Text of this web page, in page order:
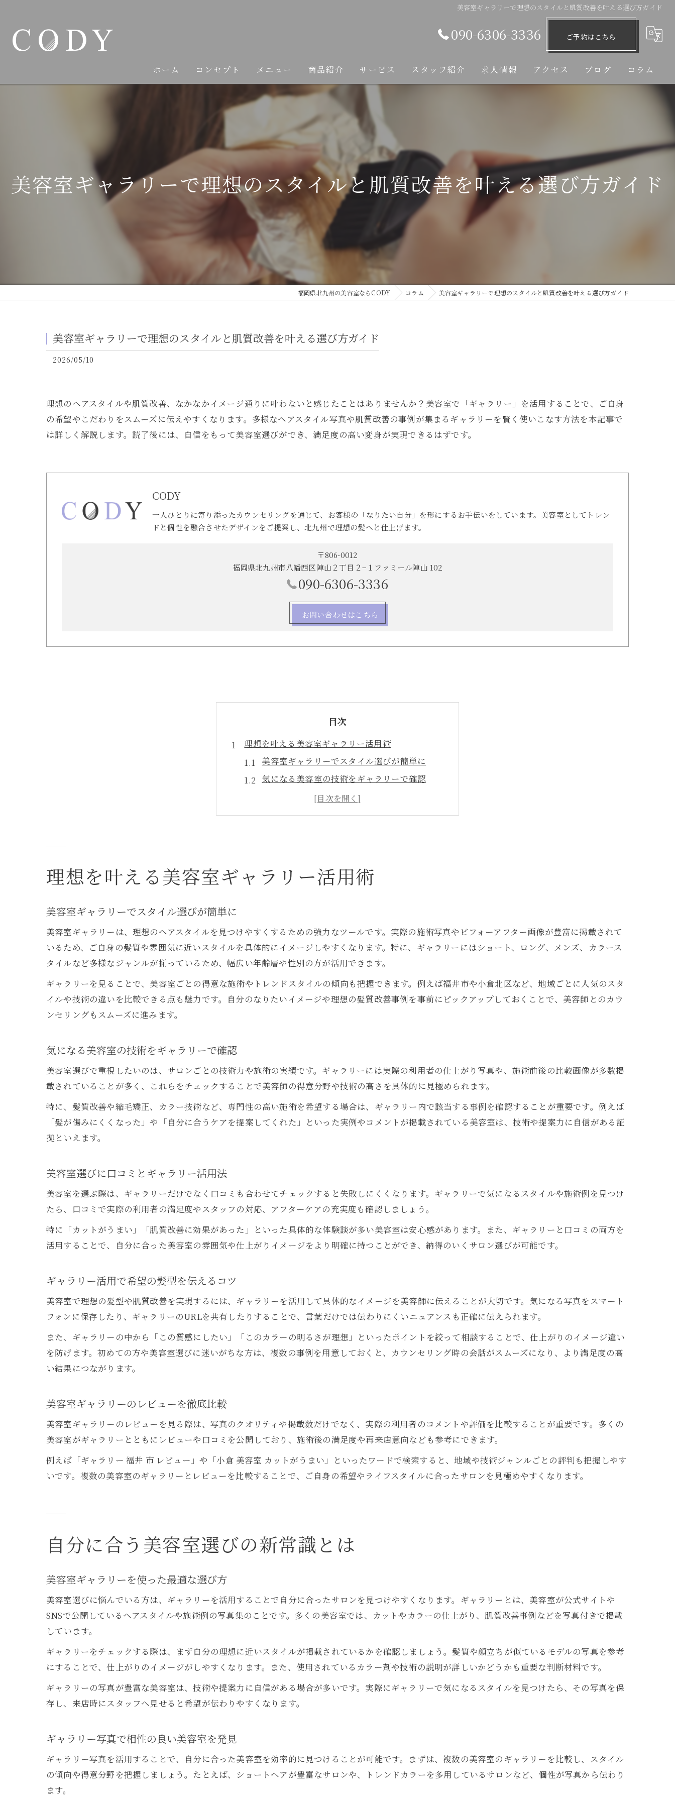
美容室ギャラリーで理想のスタイルと肌質改善を叶える選び方ガイド
090-6306-3336 ご予約はこちら
ホーム コンセプト メニュー 商品紹介 サービス
カット
カラー
縮毛矯正
トリートメント
スタッフ紹介 求人情報 アクセス ブログ コラム
美容室ギャラリーで理想のスタイルと肌質改善を叶える選び方ガイド
福岡県北九州の美容室ならCODY コラム 美容室ギャラリーで理想のスタイルと肌質改善を叶える選び方ガイド
美容室ギャラリーで理想のスタイルと肌質改善を叶える選び方ガイド
2026/05/10
理想のヘアスタイルや肌質改善、なかなかイメージ通りに叶わないと感じたことはありませんか？美容室で「ギャラリー」を活用することで、ご自身
の希望やこだわりをスムーズに伝えやすくなります。多様なヘアスタイル写真や肌質改善の事例が集まるギャラリーを賢く使いこなす方法を本記事で
は詳しく解説します。読了後には、自信をもって美容室選びができ、満足度の高い変身が実現できるはずです。
CODY
一人ひとりに寄り添ったカウンセリングを通じて、お客様の「なりたい自分」を形にするお手伝いをしています。美容室としてトレン
ドと個性を融合させたデザインをご提案し、北九州で理想の髪へと仕上げます。
〒806-0012
福岡県北九州市八幡西区陣山２丁目２−１ファミール陣山 102
090-6306-3336
お問い合わせはこちら
目次
理想を叶える美容室ギャラリー活用術
美容室ギャラリーでスタイル選びが簡単に
気になる美容室の技術をギャラリーで確認
美容室選びに口コミとギャラリー活用法
ギャラリー活用で希望の髪型を伝えるコツ
美容室ギャラリーを使った最適な選び方
ギャラリー写真で相性の良い美容室を発見
美容室ギャラリーで技術力を見極めよう
肌質改善なら美容室のギャラリーが鍵
肌悩み解決は美容室ギャラリーの活用から
美容室ギャラリーで最新の肌質改善を知る
美容室ギャラリーでイメージ共有がスムーズに
美容室の技術力はギャラリー写真でチェック
理想通りの仕上がりはギャラリーが決め手
ギャラリー活用で憧れのツヤ肌を手に入れる
美容室で叶える透明感アップのポイント
ギャラリー写真で分かる透明肌の秘訣
ギャラリーで見つかる理想の美容室体験
美容室ギャラリーが選ばれる理由とは
ギャラリー活用で納得の美容室選びを実現
美容室ギャラリーの魅力と活用ポイント
理想を叶える美容室ギャラリー活用術
美容室ギャラリーでスタイル選びが簡単に
美容室ギャラリーは、理想のヘアスタイルを見つけやすくするための強力なツールです。実際の施術写真やビフォーアフター画像が豊富に掲載されて
いるため、ご自身の髪質や雰囲気に近いスタイルを具体的にイメージしやすくなります。特に、ギャラリーにはショート、ロング、メンズ、カラース
タイルなど多様なジャンルが揃っているため、幅広い年齢層や性別の方が活用できます。
ギャラリーを見ることで、美容室ごとの得意な施術やトレンドスタイルの傾向も把握できます。例えば福井市や小倉北区など、地域ごとに人気のスタ
イルや技術の違いを比較できる点も魅力です。自分のなりたいイメージや理想の髪質改善事例を事前にピックアップしておくことで、美容師とのカウ
ンセリングもスムーズに進みます。
気になる美容室の技術をギャラリーで確認
美容室選びで重視したいのは、サロンごとの技術力や施術の実績です。ギャラリーには実際の利用者の仕上がり写真や、施術前後の比較画像が多数掲
載されていることが多く、これらをチェックすることで美容師の得意分野や技術の高さを具体的に見極められます。
特に、髪質改善や縮毛矯正、カラー技術など、専門性の高い施術を希望する場合は、ギャラリー内で該当する事例を確認することが重要です。例えば
「髪が傷みにくくなった」や「自分に合うケアを提案してくれた」といった実例やコメントが掲載されている美容室は、技術や提案力に自信がある証
拠といえます。
美容室選びに口コミとギャラリー活用法
美容室を選ぶ際は、ギャラリーだけでなく口コミも合わせてチェックすると失敗しにくくなります。ギャラリーで気になるスタイルや施術例を見つけ
たら、口コミで実際の利用者の満足度やスタッフの対応、アフターケアの充実度も確認しましょう。
特に「カットがうまい」「肌質改善に効果があった」といった具体的な体験談が多い美容室は安心感があります。また、ギャラリーと口コミの両方を
活用することで、自分に合った美容室の雰囲気や仕上がりイメージをより明確に持つことができ、納得のいくサロン選びが可能です。
ギャラリー活用で希望の髪型を伝えるコツ
美容室で理想の髪型や肌質改善を実現するには、ギャラリーを活用して具体的なイメージを美容師に伝えることが大切です。気になる写真をスマート
フォンに保存したり、ギャラリーのURLを共有したりすることで、言葉だけでは伝わりにくいニュアンスも正確に伝えられます。
また、ギャラリーの中から「この質感にしたい」「このカラーの明るさが理想」といったポイントを絞って相談することで、仕上がりのイメージ違い
を防げます。初めての方や美容室選びに迷いがちな方は、複数の事例を用意しておくと、カウンセリング時の会話がスムーズになり、より満足度の高
い結果につながります。
美容室ギャラリーのレビューを徹底比較
美容室ギャラリーのレビューを見る際は、写真のクオリティや掲載数だけでなく、実際の利用者のコメントや評価を比較することが重要です。多くの
美容室がギャラリーとともにレビューや口コミを公開しており、施術後の満足度や再来店意向なども参考にできます。
例えば「ギャラリー 福井 市 レビュー」や「小倉 美容室 カットがうまい」といったワードで検索すると、地域や技術ジャンルごとの評判も把握しやす
いです。複数の美容室のギャラリーとレビューを比較することで、ご自身の希望やライフスタイルに合ったサロンを見極めやすくなります。
自分に合う美容室選びの新常識とは
美容室ギャラリーを使った最適な選び方
美容室選びに悩んでいる方は、ギャラリーを活用することで自分に合ったサロンを見つけやすくなります。ギャラリーとは、美容室が公式サイトや
SNSで公開しているヘアスタイルや施術例の写真集のことです。多くの美容室では、カットやカラーの仕上がり、肌質改善事例などを写真付きで掲載
しています。
ギャラリーをチェックする際は、まず自分の理想に近いスタイルが掲載されているかを確認しましょう。髪質や顔立ちが似ているモデルの写真を参考
にすることで、仕上がりのイメージがしやすくなります。また、使用されているカラー剤や技術の説明が詳しいかどうかも重要な判断材料です。
ギャラリーの写真が豊富な美容室は、技術や提案力に自信がある場合が多いです。実際にギャラリーで気になるスタイルを見つけたら、その写真を保
存し、来店時にスタッフへ見せると希望が伝わりやすくなります。
ギャラリー写真で相性の良い美容室を発見
ギャラリー写真を活用することで、自分に合った美容室を効率的に見つけることが可能です。まずは、複数の美容室のギャラリーを比較し、スタイル
の傾向や得意分野を把握しましょう。たとえば、ショートヘアが豊富なサロンや、トレンドカラーを多用しているサロンなど、個性が写真から伝わり
ます。